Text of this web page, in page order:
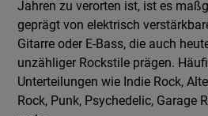
Jahren zu verorten ist, ist es
geprägt von elektrisch
Gitarre oder E-Bass, die auch
unzähliger Rockstile prägen.
Unterteilungen wie Indie Rock,
Rock, Punk, Psychedelic, Garage